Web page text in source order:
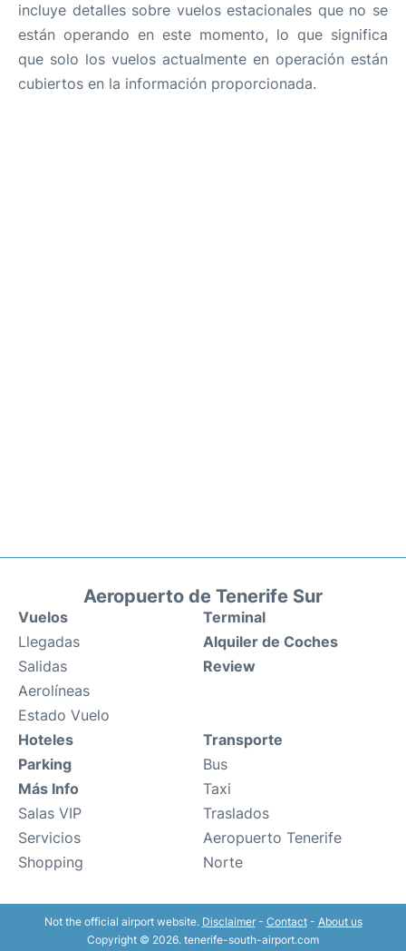
incluye detalles sobre vuelos estacionales que no se
están operando en este momento, lo que significa
que solo los vuelos actualmente en operación están
cubiertos en la información proporcionada.
Aeropuerto de Tenerife Sur
Vuelos
Llegadas
Salidas
Aerolíneas
Estado Vuelo
Terminal
Alquiler de Coches
Review
Hoteles
Parking
Más Info
Salas VIP
Servicios
Shopping
Transporte
Bus
Taxi
Traslados
Aeropuerto Tenerife
Norte
Not the official airport website. Disclaimer- Contact- About us
Copyright © 2026. tenerife-south-airport.com